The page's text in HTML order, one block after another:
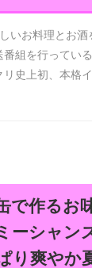
いお料理とお酒
番組を行ってい
史上初、本格
で作るお
ーシャン
り爽やか